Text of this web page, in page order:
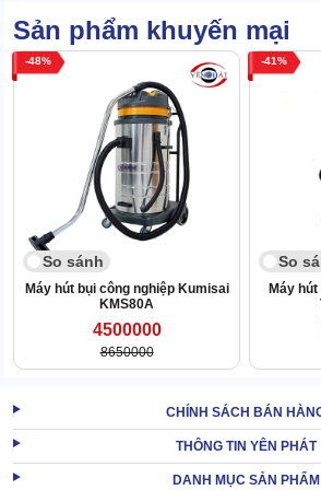
Để tránh phải dừng máy đổ rác, model này
đựng lớn, dung tích 50L. Chất liệu thùng
han gỉ trước tác động từ bụi & nước thải.
Sản phẩm khuyến mại
48
So sánh
Máy hút bụi công nghiệp Kumisai
KMS80A
4500000
8650000
41
So
Máy
CHÍNH SÁCH BÁN
THÔNG TIN YÊN PHÁT
DANH MỤC SẢN PHẨM